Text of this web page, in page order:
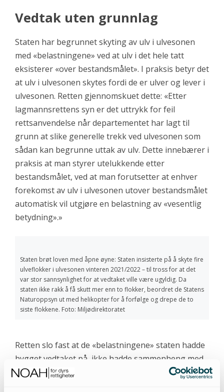
Vedtak uten grunnlag
Staten har begrunnet skyting av ulv i ulvesonen
med «belastningene» ved at ulv i det hele tatt
eksisterer «over bestandsmålet». I praksis betyr det
at ulv i ulvesonen skytes fordi de er ulver og lever i
ulvesonen. Retten gjennomskuet dette: «Etter
lagmannsrettens syn er det uttrykk for feil
rettsanvendelse når departementet har lagt til
grunn at slike generelle trekk ved ulvesonen som
sådan kan begrunne uttak av ulv. Dette innebærer i
praksis at man styrer utelukkende etter
bestandsmålet, ved at man forutsetter at enhver
forekomst av ulv i ulvesonen utover bestandsmålet
automatisk vil utgjøre en belastning av «vesentlig
betydning».»
Staten brøt loven med åpne øyne: Staten insisterte på å skyte fire
ulveflokker i ulvesonen vinteren 2021/2022 – til tross for at det
var stor sannsynlighet for at vedtaket ville være ugyldig. Da
staten ikke rakk å få skutt mer enn to flokker, beordret de Statens
Naturoppsyn ut med helikopter for å forfølge og drepe de to
siste flokkene. Foto: Miljødirektoratet
Retten slo fast at de «belastningene» staten hadde
bygget vedtaket på, ikke hadde sammenheng med
Letjenna-flokken, men «belastningene bestod i at